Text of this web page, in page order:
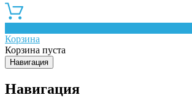
Корзина
Корзина пуста
Навигация
Навигация